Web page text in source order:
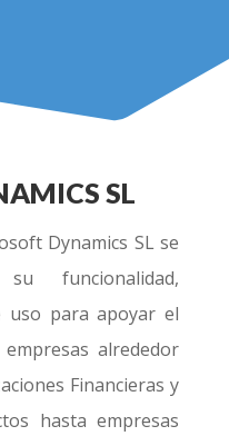
SL
Dynamics SL se
funcionalidad,
uso para apoyar el
alrededor
Financieras y
hasta empresas